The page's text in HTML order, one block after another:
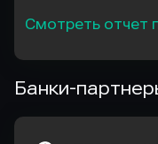
Смотреть отчет
Банки-